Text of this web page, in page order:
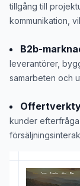
tillgång till
kommunikation,
B2b-
leverantörer,
samarbeten och
kunder